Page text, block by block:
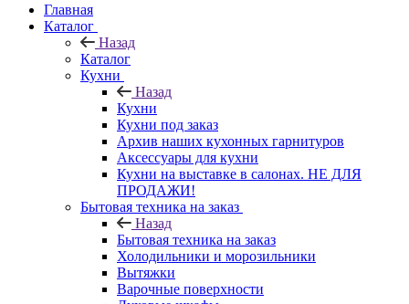
Главная
Каталог
Назад
Каталог
Кухни
Назад
Кухни
Кухни под заказ
Архив наших кухонных гарнитуров
Аксессуары для кухни
Кухни на выставке в салонах. НЕ ДЛЯ
ПРОДАЖИ!
Бытовая техника на заказ
Назад
Бытовая техника на заказ
Холодильники и морозильники
Вытяжки
Варочные поверхности